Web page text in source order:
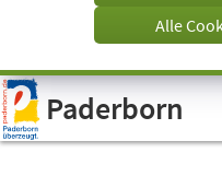
Visuelle
Assistenzsoftware
öffnen.
Alle
Paderborn